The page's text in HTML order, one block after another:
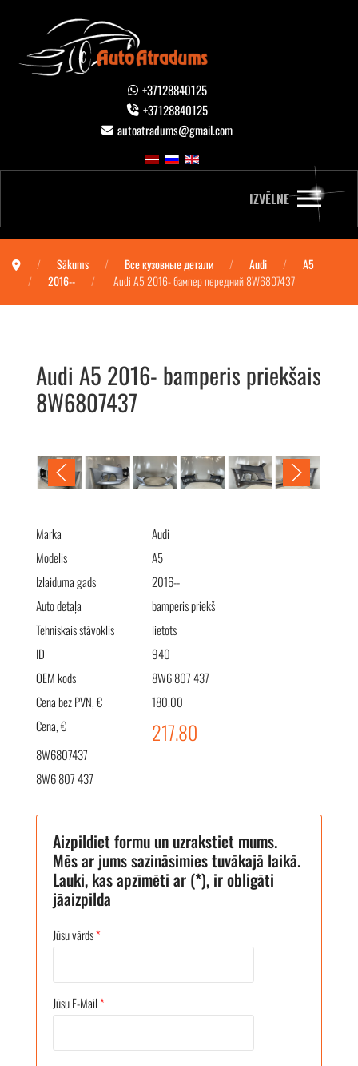
+37128840125
+37128840125
autoatradums@gmail.com
IZVĒLNE
Sākums Все кузовные детали Audi
A5
2016--
Audi A5 2016- бампер передний 8W6807437
Audi A5 2016- bamperis priekšais
8W6807437
Marka
Audi
Modelis
A5
Izlaiduma gads
2016--
Auto detaļa
bamperis priekš
Tehniskais stāvoklis
lietots
ID
940
OEM kods
8W6 807 437
Cena bez PVN, €
180.00
Cena, €
217.80
8W6807437
8W6 807 437
Aizpildiet formu un uzrakstiet mums.
Mēs ar jums sazināsimies tuvākajā laikā.
Lauki, kas apzīmēti ar (*), ir obligāti
jāaizpilda
Jūsu vārds*
Jūsu E-Mail*